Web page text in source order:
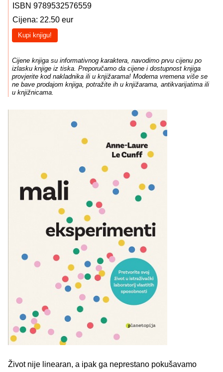
ISBN 9789532576559
Cijena: 22.50 eur
Kupi knjigu!
Cijene knjiga su informativnog karaktera, navodimo prvu cijenu po
izlasku knjige iz tiska. Preporučamo da cijene i dostupnost knjiga
provjerite kod nakladnika ili u knjižarama! Moderna vremena više se
ne bave prodajom knjiga, potražite ih u knjižarama, antikvarijatima ili
u knjižnicama.
Život nije linearan, a ipak ga neprestano pokušavamo